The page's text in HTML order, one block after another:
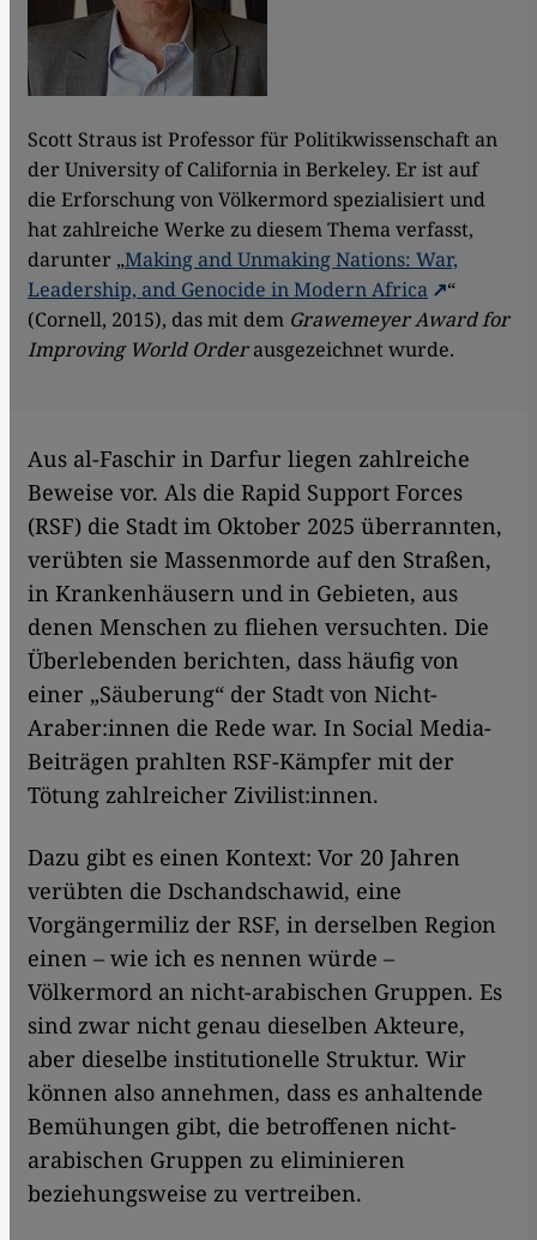
Scott Straus ist Professor für Politikwissenschaft an
der University of California in Berkeley. Er ist auf
die Erforschung von Völkermord spezialisiert und
hat zahlreiche Werke zu diesem Thema verfasst,
darunter „Making and Unmaking Nations: War,
Leadership, and Genocide in Modern Africa
“
(Cornell, 2015), das mit dem Grawemeyer Award for
Improving World Orderausgezeichnet wurde.
Aus al-Faschir in Darfur liegen zahlreiche
Beweise vor. Als die Rapid Support Forces
(RSF) die Stadt im Oktober 2025 überrannten,
verübten sie Massenmorde auf den Straßen,
in Krankenhäusern und in Gebieten, aus
denen Menschen zu fliehen versuchten. Die
Überlebenden berichten, dass häufig von
einer „Säuberung“ der Stadt von Nicht-
Araber:innen die Rede war. In Social Media-
Beiträgen prahlten RSF-Kämpfer mit der
Tötung zahlreicher Zivilist:innen.
Dazu gibt es einen Kontext: Vor 20 Jahren
verübten die Dschandschawid, eine
Vorgängermiliz der RSF, in derselben Region
einen – wie ich es nennen würde –
Völkermord an nicht-arabischen Gruppen. Es
sind zwar nicht genau dieselben Akteure,
aber dieselbe institutionelle Struktur. Wir
können also annehmen, dass es anhaltende
Bemühungen gibt, die betroffenen nicht-
arabischen Gruppen zu eliminieren
beziehungsweise zu vertreiben.